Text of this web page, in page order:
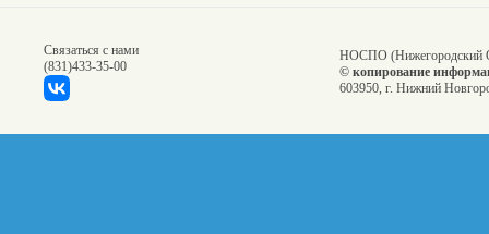
Связаться с нами
(831)433-35-00
НОСПО (Нижегородский
© копирование
603950, г. Нижний